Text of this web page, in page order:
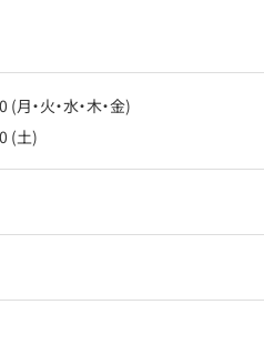
・火・水・木・金)
(土)